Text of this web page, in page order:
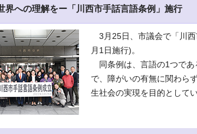
界への理解をー「川西市手話言語条例」施行
3月25日、市議会で「川西
月1日施行)。
同条例は、言語の1つであ
で、障がいの有無に関わら
生社会の実現を目的としてい